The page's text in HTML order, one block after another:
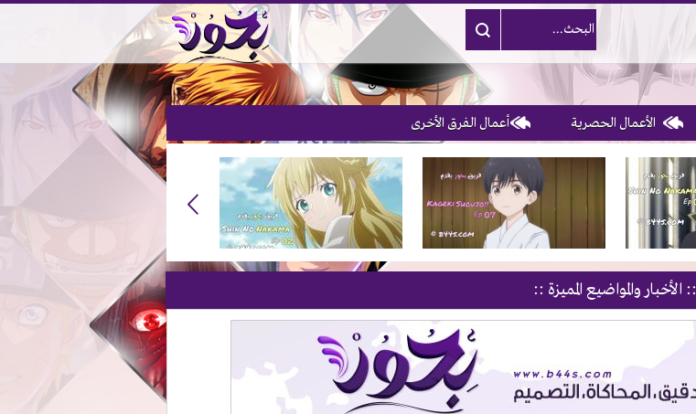
الأعمال الحصرية أعمال الفرق الأخرى
1, 2, 3 & 4of 10
:: الأخبار والمواضيع المميزة ::